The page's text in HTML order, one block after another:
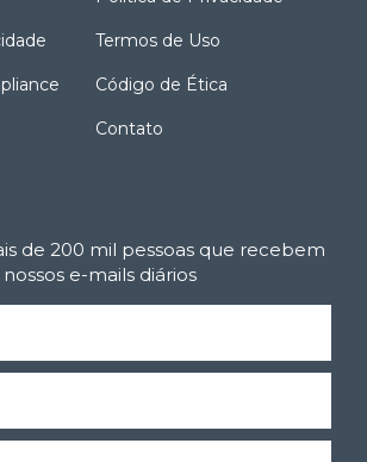
Termos de Uso
Código de Ética
Contato
de 200 mil pessoas que recebem
nossos e-mails diários